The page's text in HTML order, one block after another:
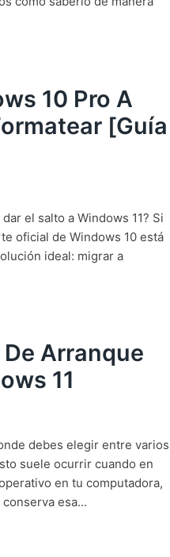
10 Pro A
[Guía
el salto a Windows 11? Si
oficial de Windows 10 está
ideal: migrar a
Arranque
11
debes elegir entre varios
suele ocurrir cuando en
en tu computadora,
esa...